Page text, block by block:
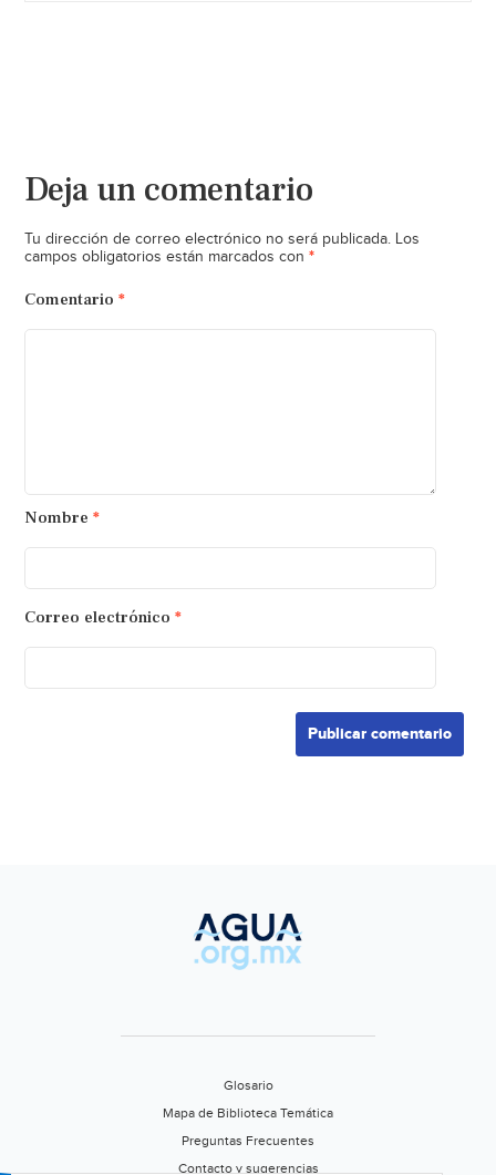
Deja un comentario
Tu dirección de correo electrónico no será publicada. Los
campos obligatorios están marcados con *
Comentario *
Nombre *
Correo electrónico *
Glosario
Mapa de Biblioteca Temática
Preguntas Frecuentes
Contacto y sugerencias